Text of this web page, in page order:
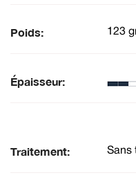
Poids: 123
Épaisseur:
Traitement: Sans